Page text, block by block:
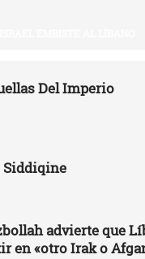
Del Imperio
Siddiqine
advierte que
en «otro Irak o